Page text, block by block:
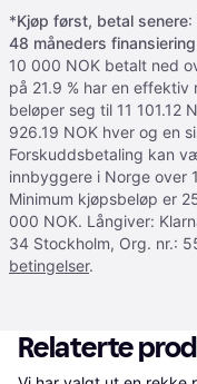
*Kjøp først, betal senere:
48 måneders
10 000 NOK betalt ned
på 21.9 % har en effektiv
beløper seg til 11 101.12
926.19 NOK hver og en
Forskuddsbetaling kan
innbyggere i Norge over
Minimum kjøpsbeløp er
000 NOK. Långiver:
34 Stockholm, Org. nr.:
betingelser.
Relaterte